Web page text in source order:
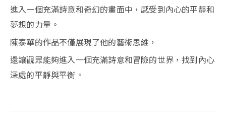
進入一個充滿詩意和奇幻的畫面中，感受到內心的平靜和
夢想的力量。
陳泰華的作品不僅展現了他的藝術思維，
還讓觀眾能夠進入一個充滿詩意和冒險的世界，找到內心
深處的平靜與平衡。